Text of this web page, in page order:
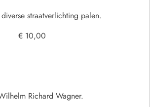
straatverlichting palen.
€ 10,00
Richard Wagner.